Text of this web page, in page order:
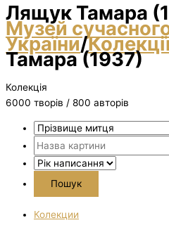
Лящук Тамара
Музей
України/
Тамара (1937)
Колекція
6000 творiв / 800 авторів
Колекции